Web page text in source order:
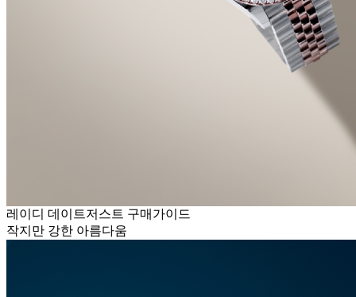
레이디 데이트저스트 구매가이드
작지만 강한 아름다움